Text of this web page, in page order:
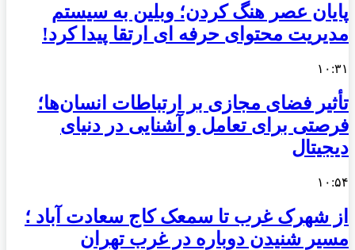
پایان عصر هنگ کردن؛ وبلین به سیستم
مدیریت محتوای حرفه ای ارتقا پیدا کرد!
۱۰:۳۱
تأثیر فضای مجازی بر ارتباطات انسان‌ها؛
فرصتی برای تعامل و آشنایی در دنیای
دیجیتال
۱۰:۵۴
از شهرک غرب تا سمعک کاج سعادت آباد ؛
مسیر شنیدن دوباره در غرب تهران